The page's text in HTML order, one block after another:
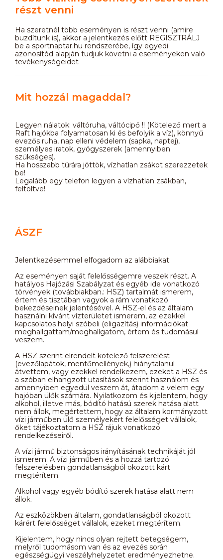
részt venni
Ha szeretnél több eseményen is részt venni (amire
buzdítunk is), akkor a jelentkezés előtt REGISZTRÁLJ
be a sportnaptar.hu rendszerébe, így egyedi
azonosítód alapján tudjuk követni a eseményeken való
tevékenységeidet
Mit hozzál magaddal?
Legyen nálatok: váltóruha, váltócipő !! (Kötelező mert a
Raft hajókba folyamatosan ki és befolyik a víz), könnyű
evezős ruha, nap elleni védelem (sapka, naptej),
személyes iratok, gyógyszerek (amennyiben
szükséges).
Ha hosszabb túrára jöttök, vízhatlan zsákot szerezzetek
be!
Legalább egy telefon legyen a vízhatlan zsákban,
feltöltve!
ÁSZF
Jelentkezésemmel elfogadom az alábbiakat:
Az eseményen saját felelősségemre veszek részt. A
hatályos Hajózási Szabályzat és egyéb ide vonatkozó
törvények (továbbiakban.: HSZ) tartalmát ismerem,
értem és tisztában vagyok a rám vonatkozó
bekezdéseinek jelentésével. A HSZ-el és az általam
használni kívánt vízterületet ismerem, az ezekkel
kapcsolatos helyi szóbeli (eligazítás) információkat
meghallgattam/meghallgatom, értem és tudomásul
veszem.
A HSZ szerint elrendelt kötelező felszerelést
(evezőlapátok, mentőmellények,) hiánytalanul
átvettem, vagy ezekkel rendelkezem, ezeket a HSZ és
a szóban elhangzott utasítások szerint használom és
amennyiben egyedül veszem át, átadom a velem egy
hajóban ülők számára. Nyilatkozom és kijelentem, hogy
alkohol, illetve más, bódító hatású szerek hatása alatt
nem állok, megértettem, hogy az általam kormányzott
vízi járműben ülő személyekért felelősséget vállalok,
őket tájékoztatom a HSZ rájuk vonatkozó
rendelkezéseiről.
A vízi jármű biztonságos irányításának technikáját jól
ismerem. A vízi járműben és a hozzá tartozó
felszerelésben gondatlanságból okozott kárt
megtérítem.
Alkohol vagy egyéb bódító szerek hatása alatt nem
állok.
Az eszközökben általam, gondatlanságból okozott
kárért felelősséget vállalok, ezeket megtérítem.
Kijelentem, hogy nincs olyan rejtett betegségem,
melyről tudomásom van és az evezés során
egészségügyi veszélyhelyzetet eredményezhetne.